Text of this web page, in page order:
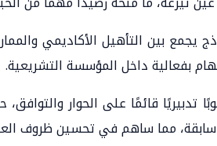
بين التأهيل الأكاديمي
بفعالية داخل المؤسسة التشريعية.
تدبيريًا قائمًا على الحوار
سابقة، مما ساهم في تحسين ظروف